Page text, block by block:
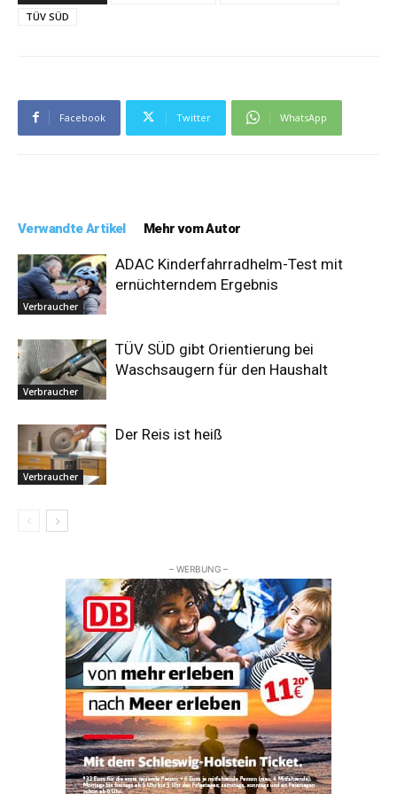
TÜV SÜD
Facebook Twitter WhatsApp
Verwandte Artikel Mehr vom Autor
Verbraucher
ADAC Kinderfahrradhelm-Test mit
ernüchterndem Ergebnis
Verbraucher
TÜV SÜD gibt Orientierung bei
Waschsaugern für den Haushalt
Verbraucher
Der Reis ist heiß
– WERBUNG –